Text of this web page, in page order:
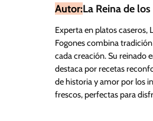
Autor:La Reina de
Experta en platos caseros,
Fogones combina
cada creación. Su reinado
destaca por recetas
de historia y amor por los
frescos, perfectas para